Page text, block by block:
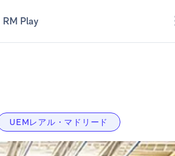
RM Play
UEMレアル・マドリード